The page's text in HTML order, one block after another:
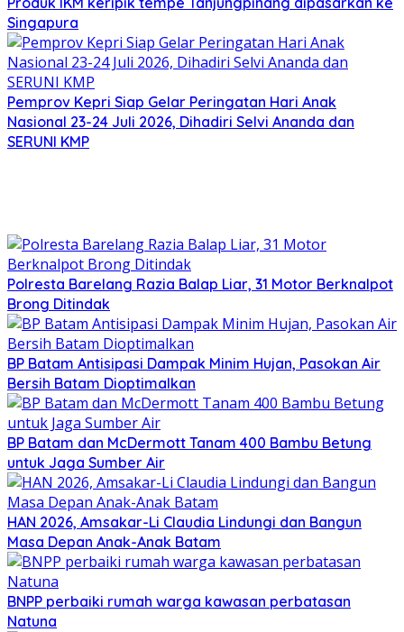
Singapura
Pemprov Kepri Siap Gelar Peringatan Hari Anak
Nasional 23-24 Juli 2026, Dihadiri Selvi Ananda dan
SERUNI KMP
Polresta Barelang Razia Balap Liar, 31 Motor Berknalpot
Brong Ditindak
BP Batam Antisipasi Dampak Minim Hujan, Pasokan Air
Bersih Batam Dioptimalkan
BP Batam dan McDermott Tanam 400 Bambu Betung
untuk Jaga Sumber Air
HAN 2026, Amsakar-Li Claudia Lindungi dan Bangun
Masa Depan Anak-Anak Batam
BNPP perbaiki rumah warga kawasan perbatasan
Natuna